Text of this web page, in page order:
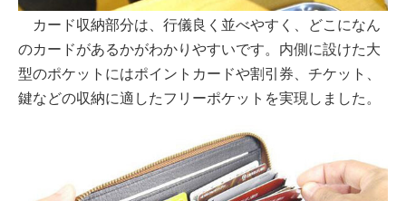
カード収納部分は、行儀良く並べやすく、どこになん
のカードがあるかがわかりやすいです。内側に設けた大
型のポケットにはポイントカードや割引券、チケット、
鍵などの収納に適したフリーポケットを実現しました。